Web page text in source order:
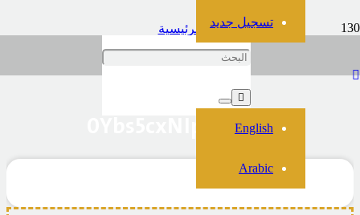
تسجيل جديد
English
Arabic
الرئيسية
0Ybs5cxNIp6BDLcs
0Ybs5cxNIp6BDLcs